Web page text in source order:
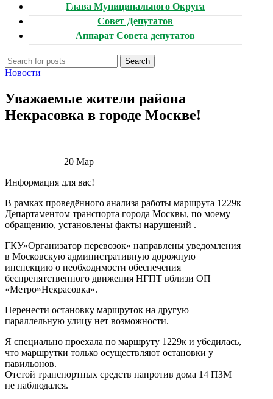
Глава Муниципального Округа
Совет Депутатов
Аппарат Совета депутатов
Search
Новости
Уважаемые жители района
Некрасовка в городе Москве!
20Мар
Информация для вас!
В рамках проведённого анализа работы маршрута 1229к
Департаментом транспорта города Москвы, по моему
обращению, установлены факты нарушений .
ГКУ»Организатор перевозок» направлены уведомления
в Московскую административную дорожную
инспекцию о необходимости обеспечения
беспрепятственного движения НГПТ вблизи ОП
«Метро»Некрасовка».
Перенести остановку маршруток на другую
параллельную улицу нет возможности.
Я специально проехала по маршруту 1229к и убедилась,
что маршрутки только осуществляют остановки у
павильонов.
Отстой транспортных средств напротив дома 14 ПЗМ
не наблюдался.